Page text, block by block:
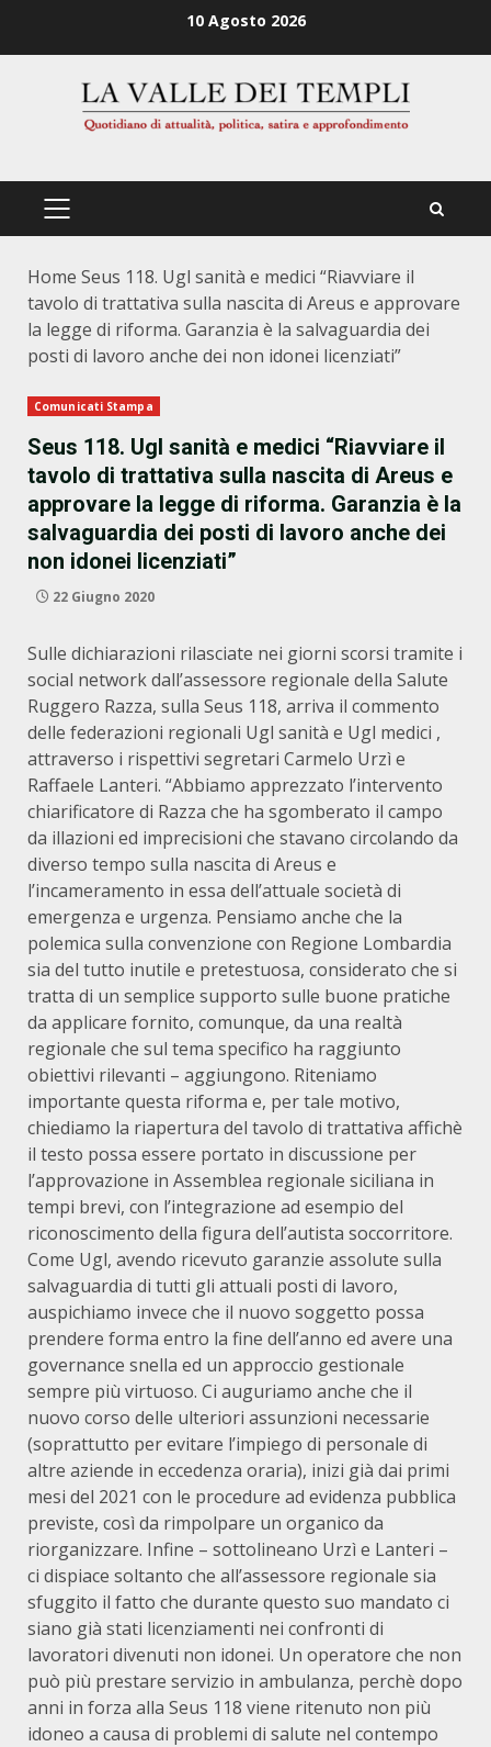
10 Agosto 2026
PRIMÄRES
Home Seus 118. Ugl sanità e medici “Riavviare il
tavolo di trattativa sulla nascita di Areus e approvare
la legge di riforma. Garanzia è la salvaguardia dei
posti di lavoro anche dei non idonei licenziati”
Comunicati Stampa
Seus 118. Ugl sanità e medici “Riavviare il
tavolo di trattativa sulla nascita di Areus e
approvare la legge di riforma. Garanzia è la
salvaguardia dei posti di lavoro anche dei
non idonei licenziati”
22 Giugno 2020
Sulle dichiarazioni rilasciate nei giorni scorsi tramite i
social network dall’assessore regionale della Salute
Ruggero Razza, sulla Seus 118, arriva il commento
delle federazioni regionali Ugl sanità e Ugl medici ,
attraverso i rispettivi segretari Carmelo Urzì e
Raffaele Lanteri. “Abbiamo apprezzato l’intervento
chiarificatore di Razza che ha sgomberato il campo
da illazioni ed imprecisioni che stavano circolando da
diverso tempo sulla nascita di Areus e
l’incameramento in essa dell’attuale società di
emergenza e urgenza. Pensiamo anche che la
polemica sulla convenzione con Regione Lombardia
sia del tutto inutile e pretestuosa, considerato che si
tratta di un semplice supporto sulle buone pratiche
da applicare fornito, comunque, da una realtà
regionale che sul tema specifico ha raggiunto
obiettivi rilevanti – aggiungono. Riteniamo
importante questa riforma e, per tale motivo,
chiediamo la riapertura del tavolo di trattativa affichè
il testo possa essere portato in discussione per
l’approvazione in Assemblea regionale siciliana in
tempi brevi, con l’integrazione ad esempio del
riconoscimento della figura dell’autista soccorritore.
Come Ugl, avendo ricevuto garanzie assolute sulla
salvaguardia di tutti gli attuali posti di lavoro,
auspichiamo invece che il nuovo soggetto possa
prendere forma entro la fine dell’anno ed avere una
governance snella ed un approccio gestionale
sempre più virtuoso. Ci auguriamo anche che il
nuovo corso delle ulteriori assunzioni necessarie
(soprattutto per evitare l’impiego di personale di
altre aziende in eccedenza oraria), inizi già dai primi
mesi del 2021 con le procedure ad evidenza pubblica
previste, così da rimpolpare un organico da
riorganizzare. Infine – sottolineano Urzì e Lanteri –
ci dispiace soltanto che all’assessore regionale sia
sfuggito il fatto che durante questo suo mandato ci
siano già stati licenziamenti nei confronti di
lavoratori divenuti non idonei. Un operatore che non
può più prestare servizio in ambulanza, perchè dopo
anni in forza alla Seus 118 viene ritenuto non più
idoneo a causa di problemi di salute nel contempo